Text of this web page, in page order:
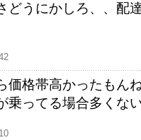
どうにかしろ、、配
価格帯高かったもん
乗ってる場合多くな